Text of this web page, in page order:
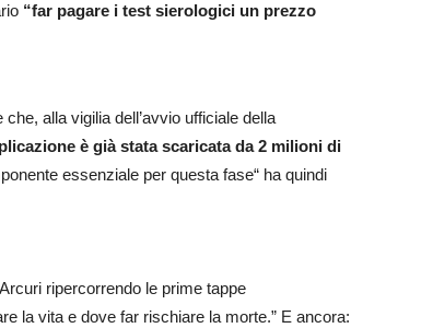
“far pagare i test sierologici un prezzo
alla vigilia dell’avvio ufficiale della
è già stata scaricata da 2 milioni di
essenziale per questa fase“ ha quindi
ripercorrendo le prime tappe
la vita e dove far rischiare la morte.” E ancora: